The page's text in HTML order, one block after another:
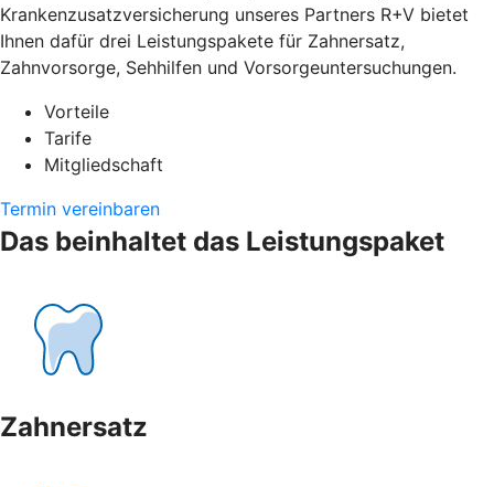
Krankenzusatzversicherung unseres Partners R+V bietet
Ihnen dafür drei Leistungspakete für Zahnersatz,
Zahnvorsorge, Sehhilfen und Vorsorgeuntersuchungen.
Vorteile
Tarife
Mitgliedschaft
Termin vereinbaren
Das beinhaltet das Leistungspaket
Zahnersatz